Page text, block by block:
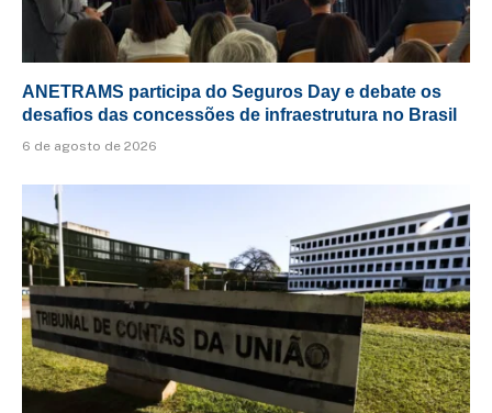
ANETRAMS participa do Seguros Day e debate os
desafios das concessões de infraestrutura no Brasil
6 de agosto de 2026